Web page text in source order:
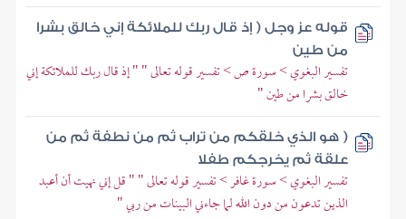
قوله عز وجل ( إذ قال ربك للملائكة إني خالق بشرا
من طين
تفسير البغوي > سورة ص > تفسير قوله تعالى " " إذ قال ربك للملائكة إني
خالق بشرا من طين "
( هو الذي خلقكم من تراب ثم من نطفة ثم من
علقة ثم يخرجكم طفلا
تفسير البغوي > سورة غافر > تفسير قوله تعالى " " قل إني نهيت أن أعبد
الذين تدعون من دون الله لما جاءني البينات من ربي "